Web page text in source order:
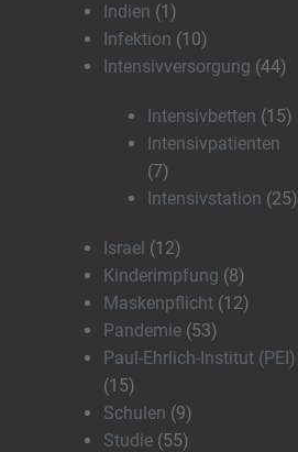
Indien (1)
Infektion (10)
Intensivversorgung (44)
Intensivbetten (15)
Intensivpatienten
(7)
Intensivstation (25)
Israel (12)
Kinderimpfung (8)
Maskenpflicht (12)
Pandemie (53)
Paul-Ehrlich-Institut (PEI)
(15)
Schulen (9)
Studie (55)